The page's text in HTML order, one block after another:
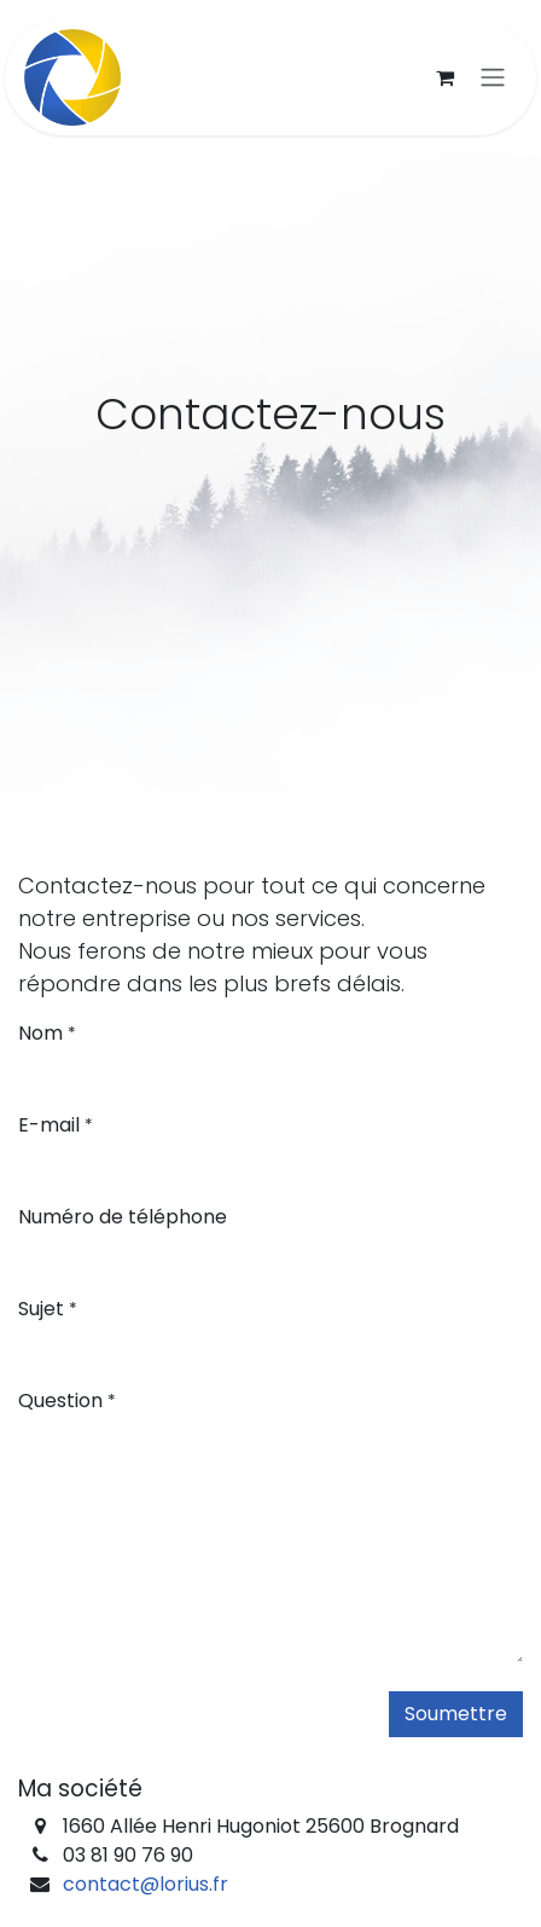
Contactez-nous
Contactez-nous pour tout ce qui concerne
notre entreprise ou nos services.
Nous ferons de notre mieux pour vous
répondre dans les plus brefs délais.
Nom *
E-mail *
Numéro de téléphone
Sujet *
Question *
Soumettre
Ma société
1660 Allée Henri Hugoniot 25600 Brognard
03 81 90 76 90
contact@lorius.fr